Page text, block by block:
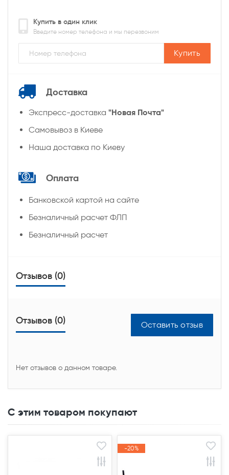
Купить в один клик
Введите номер телефона и мы перезвоним
Купить
Доставка
Экспресс-доставка "Новая Почта"
Самовывоз в Киеве
Наша доставка по Киеву
Оплата
Банковской картой на сайте
Безналичный расчет ФЛП
Безналичный расчет
Отзывов (0)
Отзывов (0) Оставить отзыв
Нет отзывов о данном товаре.
С этим товаром покупают
-20%
-20%